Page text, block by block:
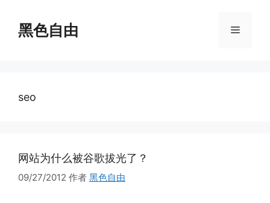
黑色自由 菜
seo
网站为什么被谷歌拔光了？
09/27/2012 作者 黑色自由